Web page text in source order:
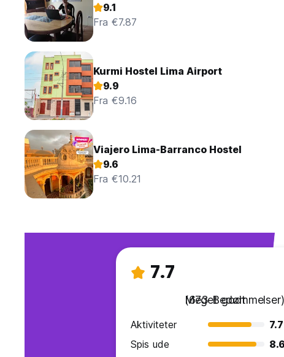
9.1
Fra €7.87
Kurmi Hostel Lima Airport
9.9
Fra €9.16
Viajero Lima-Barranco Hostel
9.6
Fra €10.21
7.7
Meget godt
(673 Bedømmelser)
Aktiviteter
7.7
Spis ude
8.6